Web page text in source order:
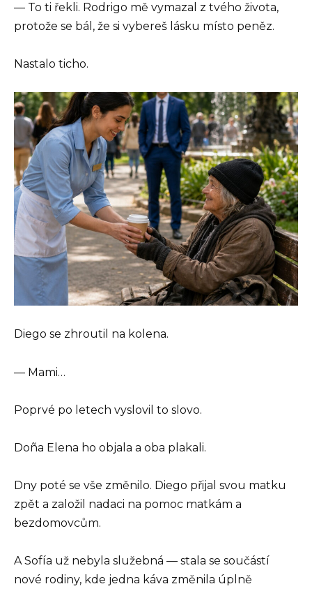
— To ti řekli. Rodrigo mě vymazal z tvého života,
protože se bál, že si vybereš lásku místo peněz.
Nastalo ticho.
Diego se zhroutil na kolena.
— Mami…
Poprvé po letech vyslovil to slovo.
Doña Elena ho objala a oba plakali.
Dny poté se vše změnilo. Diego přijal svou matku
zpět a založil nadaci na pomoc matkám a
bezdomovcům.
A Sofía už nebyla služebná — stala se součástí
nové rodiny, kde jedna káva změnila úplně